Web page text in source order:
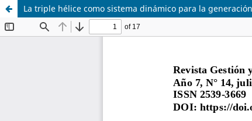
La triple hélice como sistema dinámico para la